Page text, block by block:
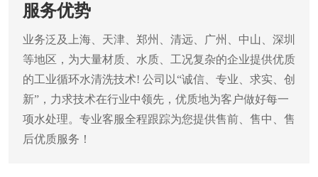
服务优势
业务泛及上海、天津、郑州、清远、广州、中山、深圳
等地区，为大量材质、水质、工况复杂的企业提供优质
的工业循环水清洗技术! 公司以“诚信、专业、求实、创
新”，力求技术在行业中领先，优质地为客户做好每一
项水处理。专业客服全程跟踪为您提供售前、售中、售
后优质服务！